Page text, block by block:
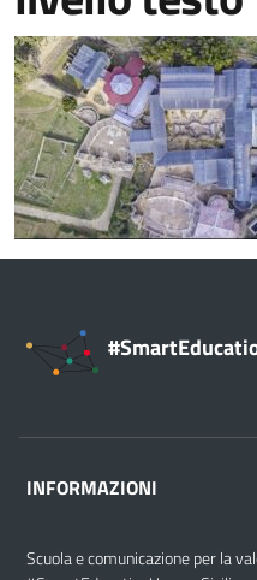
INFORMAZIONI
Scuola e comunicazione per la